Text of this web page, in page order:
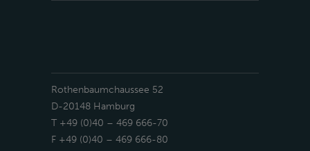
Rothenbaumchaussee 52
D-20148 Hamburg
T +49 (0)40 – 469 666-70
F +49 (0)40 – 469 666-80